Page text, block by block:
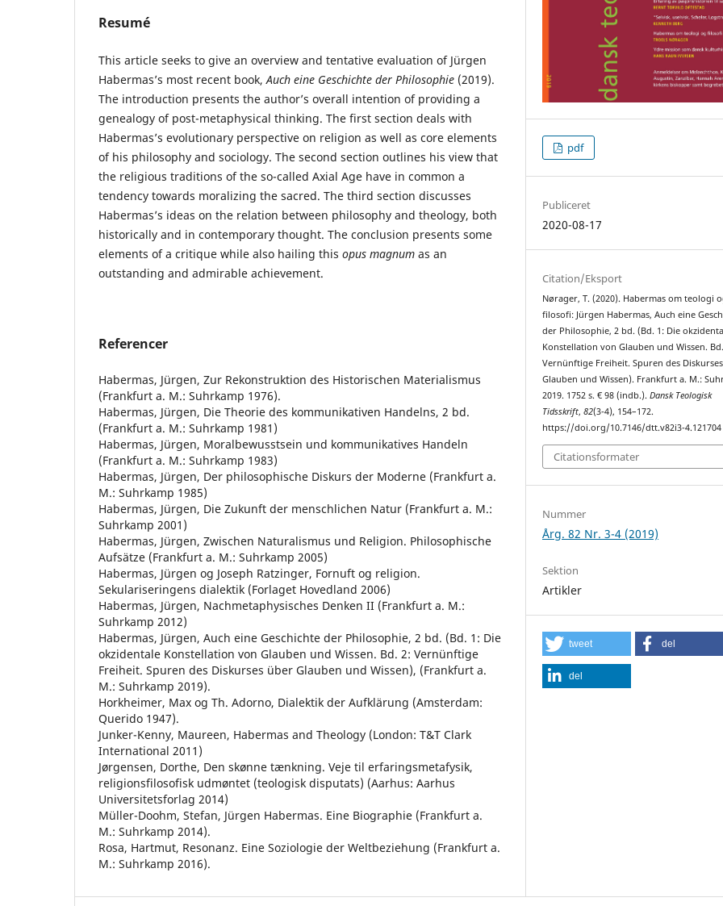
Resumé
This article seeks to give an overview and tentative evaluation of Jürgen
Habermas’s most recent book,Auch eine Geschichte der Philosophie (2019).
The introduction presents the author’s overall intention of providing a
genealogy of post-metaphysical thinking. The first section deals with
Habermas’s evolutionary perspective on religion as well as core elements
of his philosophy and sociology. The second section outlines his view that
the religious traditions of the so-called Axial Age have in common a
tendency towards moralizing the sacred. The third section discusses
Habermas’s ideas on the relation between philosophy and theology, both
historically and in contemporary thought. The conclusion presents some
elements of a critique while also hailing this opus magnum as an
outstanding and admirable achievement.
Referencer
Habermas, Jürgen, Zur Rekonstruktion des Historischen Materialismus
(Frankfurt a. M.: Suhrkamp 1976).
Habermas, Jürgen, Die Theorie des kommunikativen Handelns, 2 bd.
(Frankfurt a. M.: Suhrkamp 1981)
Habermas, Jürgen, Moralbewusstsein und kommunikatives Handeln
(Frankfurt a. M.: Suhrkamp 1983)
Habermas, Jürgen, Der philosophische Diskurs der Moderne (Frankfurt a.
M.: Suhrkamp 1985)
Habermas, Jürgen, Die Zukunft der menschlichen Natur (Frankfurt a. M.:
Suhrkamp 2001)
Habermas, Jürgen, Zwischen Naturalismus und Religion. Philosophische
Aufsätze (Frankfurt a. M.: Suhrkamp 2005)
Habermas, Jürgen og Joseph Ratzinger, Fornuft og religion.
Sekulariseringens dialektik (Forlaget Hovedland 2006)
Habermas, Jürgen, Nachmetaphysisches Denken II (Frankfurt a. M.:
Suhrkamp 2012)
Habermas, Jürgen, Auch eine Geschichte der Philosophie, 2 bd. (Bd. 1: Die
okzidentale Konstellation von Glauben und Wissen. Bd. 2: Vernünftige
Freiheit. Spuren des Diskurses über Glauben und Wissen), (Frankfurt a.
M.: Suhrkamp 2019).
Horkheimer, Max og Th. Adorno, Dialektik der Aufklärung (Amsterdam:
Querido 1947).
Junker-Kenny, Maureen, Habermas and Theology (London: T&T Clark
International 2011)
Jørgensen, Dorthe, Den skønne tænkning. Veje til erfaringsmetafysik,
religionsfilosofisk udmøntet (teologisk disputats) (Aarhus: Aarhus
Universitetsforlag 2014)
Müller-Doohm, Stefan, Jürgen Habermas. Eine Biographie (Frankfurt a.
M.: Suhrkamp 2014).
Rosa, Hartmut, Resonanz. Eine Soziologie der Weltbeziehung (Frankfurt a.
M.: Suhrkamp 2016).
pdf
Publiceret
2020-08-17
Citation/Eksport
Nørager, T. (2020). Habermas om teologi
filosofi: Jürgen Habermas, Auch eine
der Philosophie, 2 bd. (Bd. 1: Die
Konstellation von Glauben und Wissen.
Vernünftige Freiheit. Spuren des
Glauben und Wissen). Frankfurt a. M.:
2019. 1752 s. € 98 (indb.).Dansk Teologisk
Tidsskrift,82(3-4), 154–172.
https://doi.org/10.7146/dtt.v82i3-4.121704
Citationsformater
Nummer
Årg. 82 Nr. 3-4 (2019)
Sektion
Artikler
tweet del
del